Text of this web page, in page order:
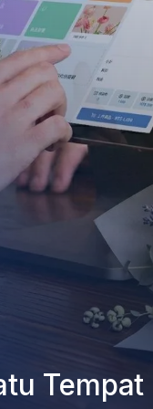
Tempat